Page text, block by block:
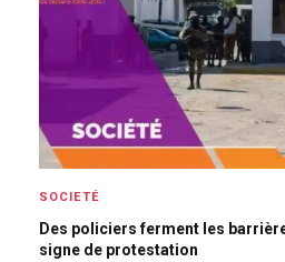
SOCIETÉ
Des policiers ferment les
signe de protestation